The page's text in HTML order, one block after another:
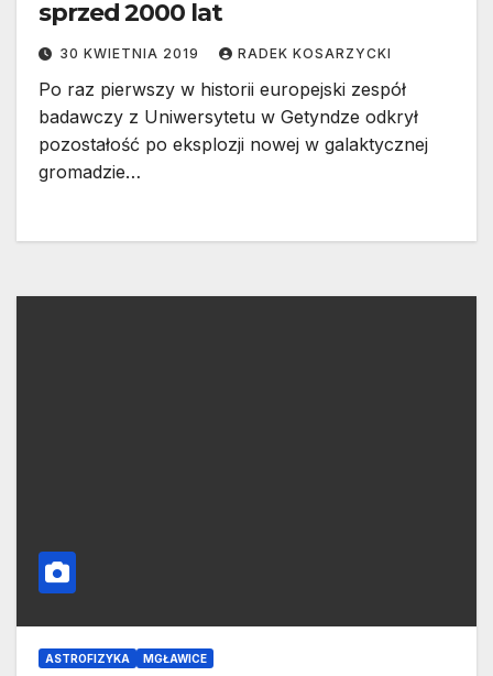
sprzed 2000 lat
30 KWIETNIA 2019 RADEK KOSARZYCKI
Po raz pierwszy w historii europejski zespół
badawczy z Uniwersytetu w Getyndze odkrył
pozostałość po eksplozji nowej w galaktycznej
gromadzie…
ASTROFIZYKA MGŁAWICE